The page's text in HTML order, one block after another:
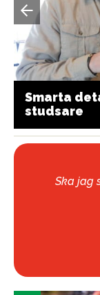
Smarta
studsare
Ska jag